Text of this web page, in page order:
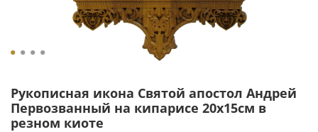
Рукописная икона Святой апостол Андрей
Первозванный на кипарисе 20х15см в
резном киоте